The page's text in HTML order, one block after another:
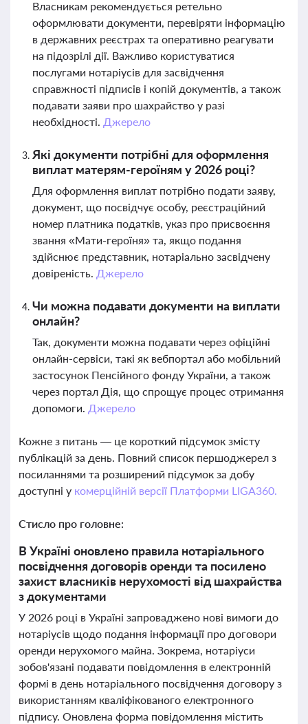
Власникам рекомендується ретельно
оформлювати документи, перевіряти інформацію
в державних реєстрах та оперативно реагувати
на підозрілі дії. Важливо користуватися
послугами нотаріусів для засвідчення
справжності підписів і копій документів, а також
подавати заяви про шахрайство у разі
необхідності. Джерело
Які документи потрібні для оформлення
виплат матерям-героїням у 2026 році?
Для оформлення виплат потрібно подати заяву,
документ, що посвідчує особу, реєстраційний
номер платника податків, указ про присвоєння
звання «Мати-героїня» та, якщо подання
здійснює представник, нотаріально засвідчену
довіреність. Джерело
Чи можна подавати документи на виплати
онлайн?
Так, документи можна подавати через офіційні
онлайн-сервіси, такі як вебпортал або мобільний
застосунок Пенсійного фонду України, а також
через портал Дія, що спрощує процес отримання
допомоги. Джерело
Кожне з питань — це короткий підсумок змісту
публікацій за день. Повний список першоджерел з
посиланнями та розширений підсумок за добу
доступні у комерційній версії Платформи LIGA360.
Стисло про головне:
В Україні оновлено правила нотаріального
посвідчення договорів оренди та посилено
захист власників нерухомості від шахрайства
з документами
У 2026 році в Україні запроваджено нові вимоги до
нотаріусів щодо подання інформації про договори
оренди нерухомого майна. Зокрема, нотаріуси
зобов'язані подавати повідомлення в електронній
формі в день нотаріального посвідчення договору з
використанням кваліфікованого електронного
підпису. Оновлена форма повідомлення містить